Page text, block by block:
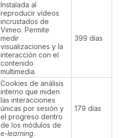
Instalada al
reproducir vídeos
incrustados de
Vimeo. Permite
medir
visualizaciones y la
interacción con el
contenido
multimedia.
399 días
Cookies de análisis
interno que miden
las interacciones
únicas por sesión y
el progreso dentro
de los módulos de
e-learning.
179 días